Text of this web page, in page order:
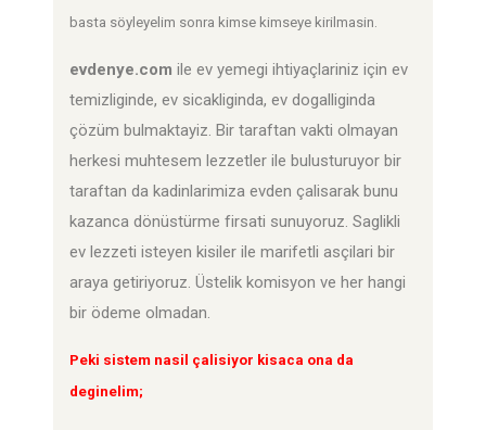
basta söyleyelim sonra kimse kimseye kirilmasin.
evdenye.com ile ev yemegi ihtiyaçlariniz için ev
temizliginde, ev sicakliginda, ev dogalliginda
çözüm bulmaktayiz. Bir taraftan vakti olmayan
herkesi muhtesem lezzetler ile bulusturuyor bir
taraftan da kadinlarimiza evden çalisarak bunu
kazanca dönüstürme firsati sunuyoruz. Saglikli
ev lezzeti isteyen kisiler ile marifetli asçilari bir
araya getiriyoruz. Üstelik komisyon ve her hangi
bir ödeme olmadan.
Peki sistem nasil çalisiyor kisaca ona da
deginelim;